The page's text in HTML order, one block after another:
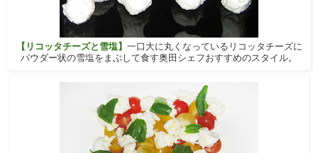
【リコッタチーズと雪塩】 一口大に丸くなっているリコッタチーズに
パウダー状の雪塩をまぶして食す奥田シェフおすすめのスタイル。